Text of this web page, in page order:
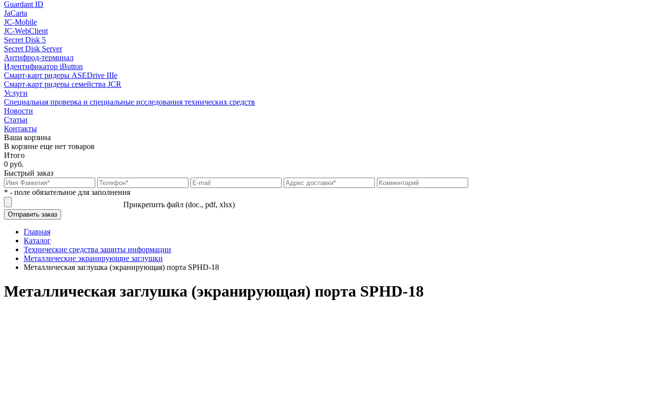
Guardant ID
JaCarta
JC-Mobile
JC-WebClient
Secret Disk 5
Secret Disk Server
Антифрод-терминал
Идентификатор iButton
Смарт-карт ридеры ASEDrive IIIe
Смарт-карт ридеры семейства JCR
Услуги
Специальная проверка и специальные исследования технических средств
Новости
Статьи
Контакты
Ваша корзина
В корзине еще нет товаров
Итого
0 руб.
Быстрый заказ
* - поле обязательное для заполнения
Прикрепить файл (doc., pdf, xlsx)
Главная
Каталог
Технические средства защиты информации
Металлические экранирующие заглушки
Металлическая заглушка (экранирующая) порта SPHD-18
Металлическая заглушка (экранирующая) порта SPHD-18